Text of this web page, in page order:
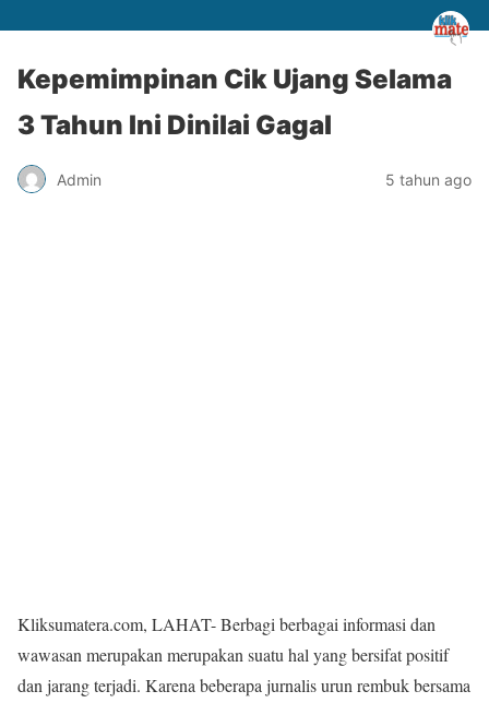
Kepemimpinan Cik Ujang Selama
3 Tahun Ini Dinilai Gagal
Admin 5 tahun ago
Kliksumatera.com, LAHAT- Berbagi berbagai informasi dan
wawasan merupakan merupakan suatu hal yang bersifat positif
dan jarang terjadi. Karena beberapa jurnalis urun rembuk bersama